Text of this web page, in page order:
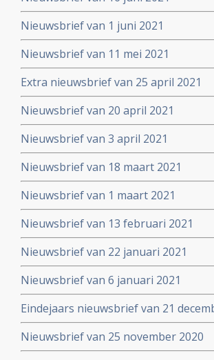
Nieuwsbrief van 1 juni 2021
Nieuwsbrief van 11 mei 2021
Extra nieuwsbrief van 25 april 2021
Nieuwsbrief van 20 april 2021
Nieuwsbrief van 3 april 2021
Nieuwsbrief van 18 maart 2021
Nieuwsbrief van 1 maart 2021
Nieuwsbrief van 13 februari 2021
Nieuwsbrief van 22 januari 2021
Nieuwsbrief van 6 januari 2021
Eindejaars nieuwsbrief van 21
Nieuwsbrief van 25 november 2020